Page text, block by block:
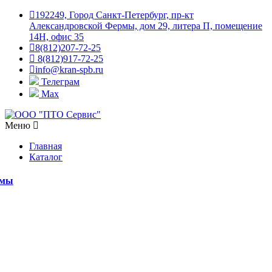
192249, Город Санкт-Петербург, пр-кт
Александровской Фермы, дом 29, литера П, помещение
14Н, офис 35
8(812)207-72-25
8(812)917-72-25
info@kran-spb.ru
Телеграм
Max
Меню
Главная
Каталог